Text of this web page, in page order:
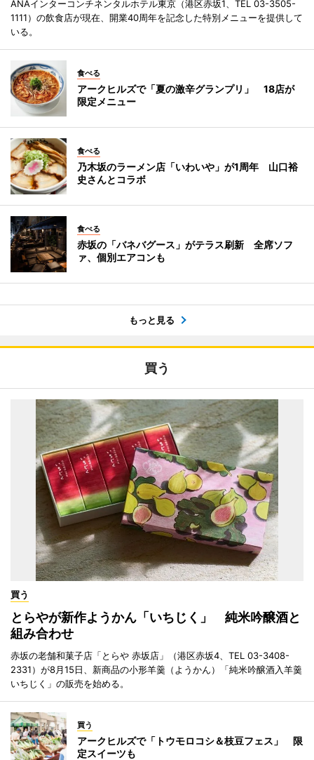
ANAインターコンチネンタルホテル東京（港区赤坂1、TEL 03-3505-
1111）の飲食店が現在、開業40周年を記念した特別メニューを提供して
いる。
食べる
アークヒルズで「夏の激辛グランプリ」 18店が
限定メニュー
食べる
乃木坂のラーメン店「いわいや」が1周年 山口裕
史さんとコラボ
食べる
赤坂の「バネバグース」がテラス刷新 全席ソフ
ァ、個別エアコンも
もっと見る
買う
買う
とらやが新作ようかん「いちじく」 純米吟醸酒と
組み合わせ
赤坂の老舗和菓子店「とらや 赤坂店」（港区赤坂4、TEL 03-3408-
2331）が8月15日、新商品の小形羊羹（ようかん）「純米吟醸酒入羊羹
いちじく」の販売を始める。
買う
アークヒルズで「トウモロコシ＆枝豆フェス」 限
定スイーツも